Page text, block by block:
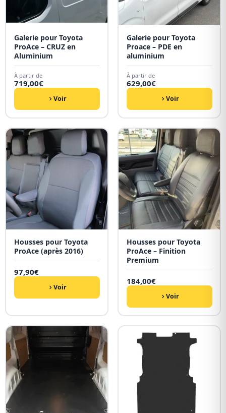
Galerie pour Toyota
ProAce – CRUZ en
Aluminium
À partir de
719,00€
Voir
Galerie pour Toyota
Proace – PDE en
aluminium
À partir de
629,00€
Voir
Housses pour Toyota
ProAce (après 2016)
97,90€
Voir
Housses pour Toyota
ProAce – Finition
Premium
184,00€
Voir